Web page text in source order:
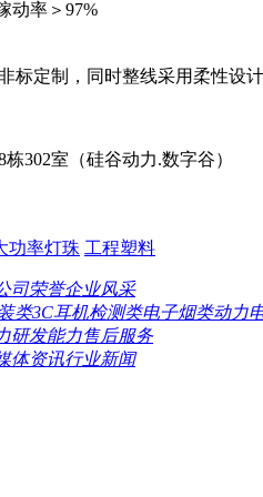
动率＞97%
标定制，同时整线采用柔性设
302室（硅谷动力.数字谷）
功率灯珠 工程塑料
司荣誉企业风采
类3C耳机检测类电子烟类动力
研发能力售后服务
体资讯行业新闻